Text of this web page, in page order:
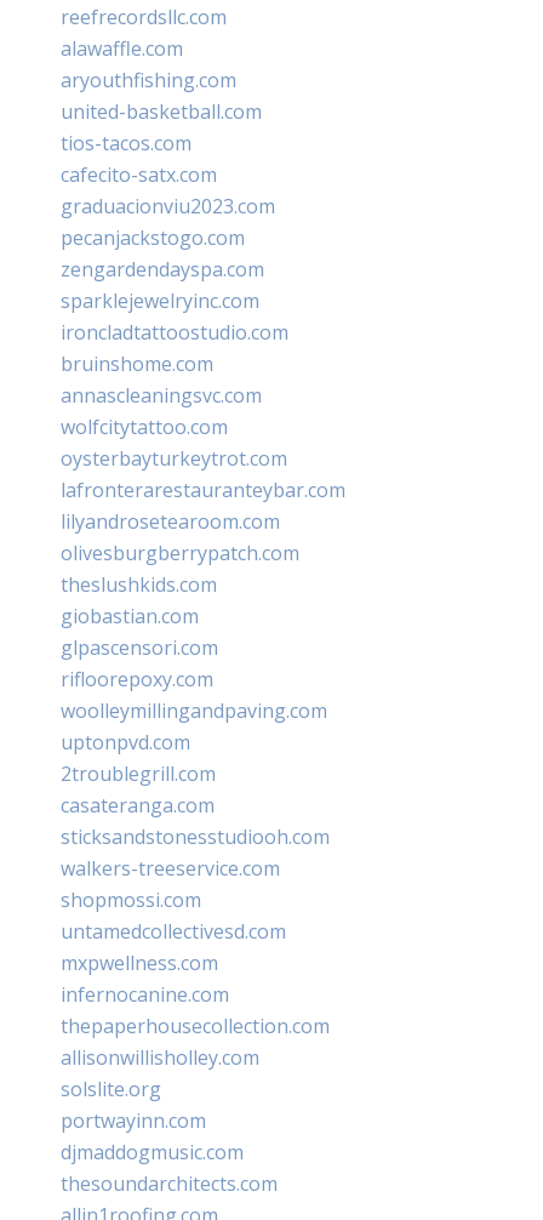
reefrecordsllc.com
alawaffle.com
aryouthfishing.com
united-basketball.com
tios-tacos.com
cafecito-satx.com
graduacionviu2023.com
pecanjackstogo.com
zengardendayspa.com
sparklejewelryinc.com
ironcladtattoostudio.com
bruinshome.com
annascleaningsvc.com
wolfcitytattoo.com
oysterbayturkeytrot.com
lafronterarestauranteybar.com
lilyandrosetearoom.com
olivesburgberrypatch.com
theslushkids.com
giobastian.com
glpascensori.com
rifloorepoxy.com
woolleymillingandpaving.com
uptonpvd.com
2troublegrill.com
casateranga.com
sticksandstonesstudiooh.com
walkers-treeservice.com
shopmossi.com
untamedcollectivesd.com
mxpwellness.com
infernocanine.com
thepaperhousecollection.com
allisonwillisholley.com
solslite.org
portwayinn.com
djmaddogmusic.com
thesoundarchitects.com